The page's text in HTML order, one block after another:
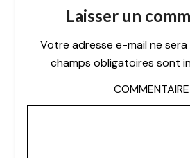
Laisser un
Votre adresse e-mail ne sera
champs obligatoires sont
COMMENTAIRE